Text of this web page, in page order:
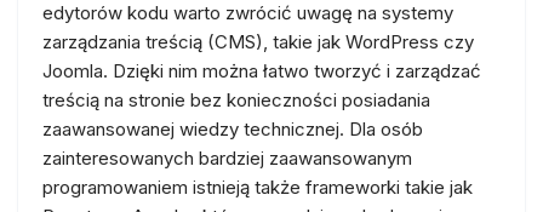
edytorów kodu warto zwrócić uwagę na systemy
zarządzania treścią (CMS), takie jak WordPress czy
Joomla. Dzięki nim można łatwo tworzyć i zarządzać
treścią na stronie bez konieczności posiadania
zaawansowanej wiedzy technicznej. Dla osób
zainteresowanych bardziej zaawansowanym
programowaniem istnieją także frameworki takie jak